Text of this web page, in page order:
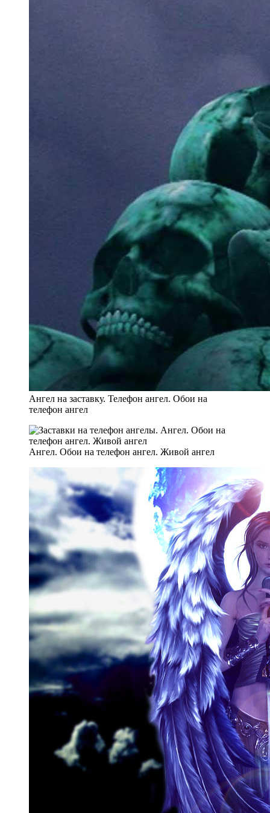
Ангел на заставку. Телефон ангел. Обои на
телефон ангел
Ангел. Обои на телефон ангел. Живой ангел